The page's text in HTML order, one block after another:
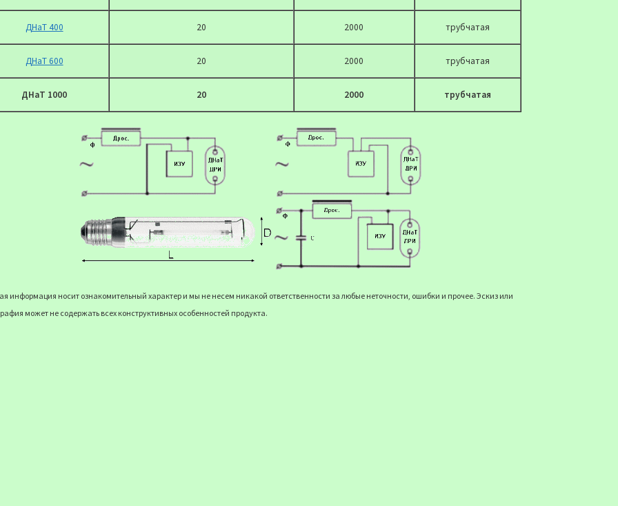
ДНаТ 400 20 2000 трубчатая
ДНаТ 600 20 2000 трубчатая
ДНаТ 1000 20 2000 трубчатая
информация носит ознакомительный характер и мы не несем никакой ответственности за любые неточности, ошибки и прочее. Эскиз или
может не содержать всех конструктивных особенностей продукта.